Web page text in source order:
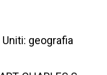
Uniti: geografia